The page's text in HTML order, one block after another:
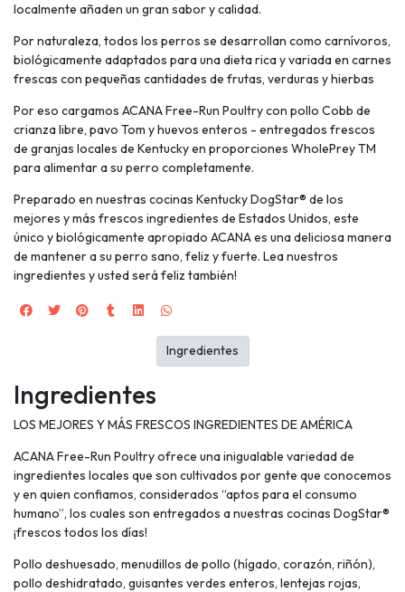
localmente añaden un gran sabor y calidad.
Por naturaleza, todos los perros se desarrollan como carnívoros,
biológicamente adaptados para una dieta rica y variada en carnes
frescas con pequeñas cantidades de frutas, verduras y hierbas
Por eso cargamos ACANA Free-Run Poultry con pollo Cobb de
crianza libre, pavo Tom y huevos enteros - entregados frescos
de granjas locales de Kentucky en proporciones WholePrey TM
para alimentar a su perro completamente.
Preparado en nuestras cocinas Kentucky DogStar® de los
mejores y más frescos ingredientes de Estados Unidos, este
único y biológicamente apropiado ACANA es una deliciosa manera
de mantener a su perro sano, feliz y fuerte. Lea nuestros
ingredientes y usted será feliz también!
Ingredientes
LOS MEJORES Y MÁS FRESCOS INGREDIENTES DE AMÉRICA
ACANA Free-Run Poultry ofrece una inigualable variedad de
ingredientes locales que son cultivados por gente que conocemos
y en quien confiamos, considerados “aptos para el consumo
humano”, los cuales son entregados a nuestras cocinas DogStar®
¡frescos todos los días!
Pollo deshuesado, menudillos de pollo (hígado, corazón, riñón),
pollo deshidratado, guisantes verdes enteros, lentejas rojas,
Ingredientes